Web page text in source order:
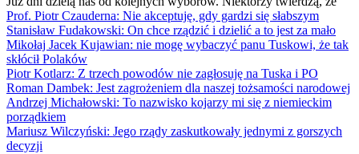
Prof. Piotr Czauderna: Nie akceptuję, gdy gardzi się słabszym
Stanisław Fudakowski: On chce rządzić i dzielić a to jest za mało
Mikołaj Jacek Kujawian: nie mogę wybaczyć panu Tuskowi, że tak
skłócił Polaków
Piotr Kotlarz: Z trzech powodów nie zagłosuję na Tuska i PO
Roman Dambek: Jest zagrożeniem dla naszej tożsamości narodowej
Andrzej Michałowski: To nazwisko kojarzy mi się z niemieckim
porządkiem
Mariusz Wilczyński: Jego rządy zaskutkowały jednymi z gorszych
decyzji